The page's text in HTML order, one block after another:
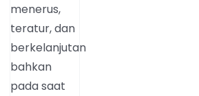
menerus,
teratur, dan
berkelanjutan
bahkan
pada saat